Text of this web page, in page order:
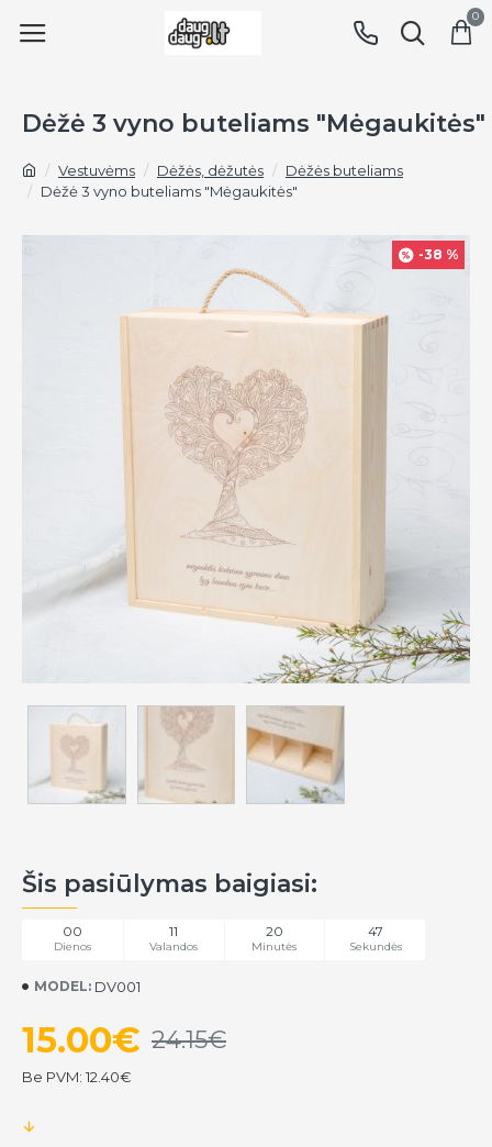
0
Vestuvėms Dėžės, dėžutės
Dėžės buteliams
Dėžė 3 vyno buteliams "Mėgaukitės"
Dėžė 3 vyno buteliams "Mėgaukitės"
-38 %
MODEL: DV001
Šis pasiūlymas baigiasi:
00
Dienos
11
Valandos
20
Minutės
47
Sekundės
15.00€ 24.15€
Be PVM: 12.40€